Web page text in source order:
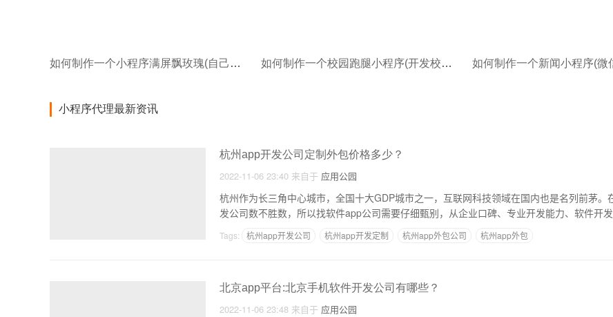
如何制作一个小程序满屏飘玫瑰(自己如何制作小程序制作小程序关键有哪些) 如何制作一个校园跑腿小程序(开发校园跑腿小程序有什么优势)
小程序代理最新资讯
杭州app开发公司定制外包价格多少？
2022-11-06 23:40 来自于 应用公园
杭州作为长三角中心城市，全国十大GDP城市之一，互联网科技领域在国内也是名列前茅。
发公司数不胜数，所以找软件app公司需要仔细甄别，从企业口碑、专业开发能力、软件开发
Tags: 杭州app开发公司 杭州app开发定制 杭州app外包公司 杭州app外包
北京app平台:北京手机软件开发公司有哪些？
2022-11-06 23:48 来自于 应用公园